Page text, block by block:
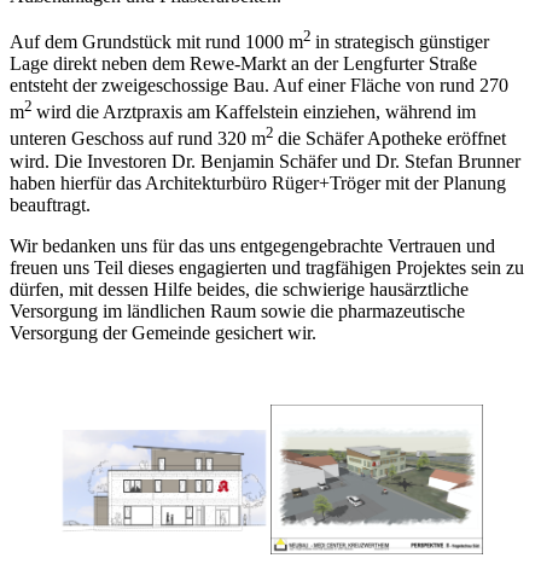
Auf dem Grundstück mit rund 1000 m2 in strategisch günstiger
Lage direkt neben dem Rewe-Markt an der Lengfurter Straße
entsteht der zweigeschossige Bau. Auf einer Fläche von rund 270
m2 wird die Arztpraxis am Kaffelstein einziehen, während im
unteren Geschoss auf rund 320 m2 die Schäfer Apotheke eröffnet
wird. Die Investoren Dr. Benjamin Schäfer und Dr. Stefan Brunner
haben hierfür das Architekturbüro Rüger+Tröger mit der Planung
beauftragt.
Wir bedanken uns für das uns entgegengebrachte Vertrauen und
freuen uns Teil dieses engagierten und tragfähigen Projektes sein zu
dürfen, mit dessen Hilfe beides, die schwierige hausärztliche
Versorgung im ländlichen Raum sowie die pharmazeutische
Versorgung der Gemeinde gesichert wir.